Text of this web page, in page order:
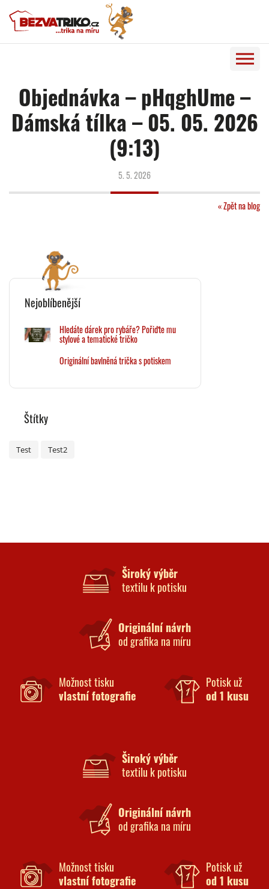
Objednávka – pHqghUme –
Dámská tílka – 05. 05. 2026
(9:13)
5. 5. 2026
« Zpět na blog
Nejoblíbenější
Hledáte dárek pro rybáře? Pořiďte mu
stylové a tematické tričko
Originální bavlněná trička s potiskem
Štítky
Test Test2
Široký výběr
textilu k potisku
Originální návrh
od grafika na míru
Možnost tisku
vlastní fotografie
Potisk už
od 1 kusu
Široký výběr
textilu k potisku
Originální návrh
od grafika na míru
Možnost tisku
vlastní fotografie
Potisk už
od 1 kusu